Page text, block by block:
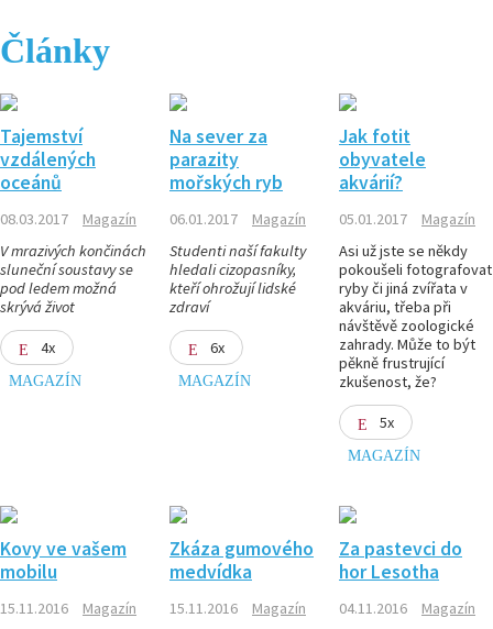
Články
Tajemství
vzdálených
oceánů
08.03.2017
Magazín
V mrazivých končinách
sluneční soustavy se
pod ledem možná
skrývá život
4x
MAGAZÍN
Na sever za
parazity
mořských ryb
06.01.2017
Magazín
Studenti naší fakulty
hledali cizopasníky,
kteří ohrožují lidské
zdraví
6x
MAGAZÍN
Jak fotit
obyvatele
akvárií?
05.01.2017
Magazín
Asi už jste se někdy
pokoušeli fotografovat
ryby či jiná zvířata v
akváriu, třeba při
návštěvě zoologické
zahrady. Může to být
pěkně frustrující
zkušenost, že?
5x
MAGAZÍN
Kovy ve vašem
mobilu
15.11.2016
Magazín
Zkáza gumového
medvídka
15.11.2016
Magazín
Za pastevci do
hor Lesotha
04.11.2016
Magazín